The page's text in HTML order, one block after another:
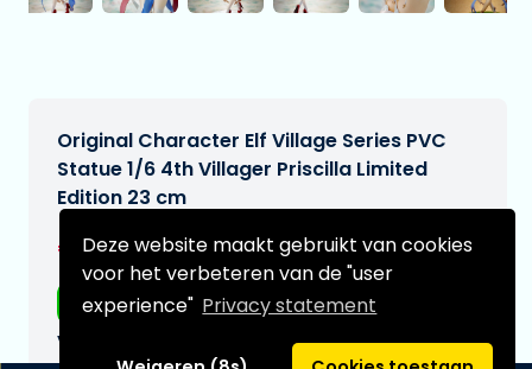
Deze website maakt gebruikt van cookies
voor het verbeteren van de "user
experience" Privacy statement
Original Character Elf Village Series PVC
Statue 1/6 4th Villager Priscilla Limited
Edition 23 cm
€364,99[Onder voorbehoud]
Gratis verzending
Verwachtte leverdatum: